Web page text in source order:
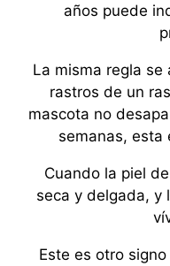
años puede
La misma regla se
rastros de un
mascota no
semanas, esta
Cuando la piel
seca y delgada, y
Este es otro